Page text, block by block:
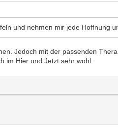
und nehmen mir jede Hoffnung
Jedoch mit der passenden
im Hier und Jetzt sehr wohl.